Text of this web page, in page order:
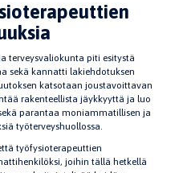
terveysvaliokunta piti esitystä
sekä kannatti lakiehdotuksen
katsotaan joustavoittavan
rakenteellista jäykkyyttä ja luo
parantaa moniammatillisen ja
työterveyshuollossa.
työfysioterapeuttien
joihin tällä hetkellä